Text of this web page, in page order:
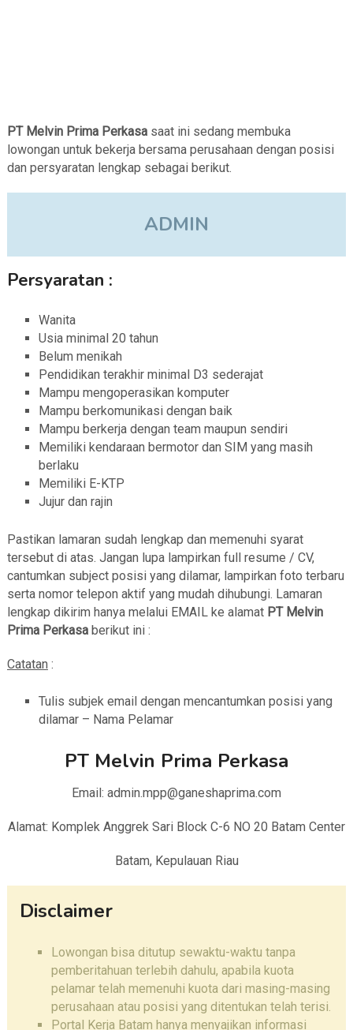
PT Melvin Prima Perkasa saat ini sedang membuka
lowongan untuk bekerja bersama perusahaan dengan posisi
dan persyaratan lengkap sebagai berikut.
ADMIN
Persyaratan :
Wanita
Usia minimal 20 tahun
Belum menikah
Pendidikan terakhir minimal D3 sederajat
Mampu mengoperasikan komputer
Mampu berkomunikasi dengan baik
Mampu berkerja dengan team maupun sendiri
Memiliki kendaraan bermotor dan SIM yang masih
berlaku
Memiliki E-KTP
Jujur dan rajin
Pastikan lamaran sudah lengkap dan memenuhi syarat
tersebut di atas. Jangan lupa lampirkan full resume / CV,
cantumkan subject posisi yang dilamar, lampirkan foto terbaru
serta nomor telepon aktif yang mudah dihubungi. Lamaran
lengkap dikirim hanya melalui EMAIL ke alamat PT Melvin
Prima Perkasa berikut ini :
Catatan :
Tulis subjek email dengan mencantumkan posisi yang
dilamar – Nama Pelamar
PT Melvin Prima Perkasa
Email: admin.mpp@ganeshaprima.com
Alamat: Komplek Anggrek Sari Block C-6 NO 20 Batam Center
Batam, Kepulauan Riau
Disclaimer
Lowongan bisa ditutup sewaktu-waktu tanpa
pemberitahuan terlebih dahulu, apabila kuota
pelamar telah memenuhi kuota dari masing-masing
perusahaan atau posisi yang ditentukan telah terisi.
Portal Kerja Batam hanya menyajikan informasi